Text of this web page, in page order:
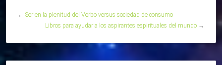
← Ser en la plenitud del Verbo versus sociedad de consumo
Libros para ayudar a los aspirantes espirituales del mundo →